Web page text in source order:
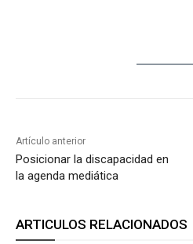
Artículo anterior
Posicionar la discapacidad en
la agenda mediática
ARTICULOS RELACIONADOS